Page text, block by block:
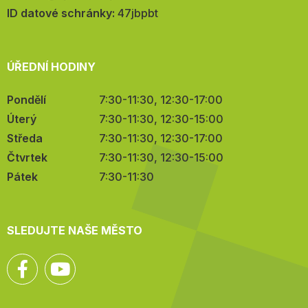
mail:
ID datové schránky: 47jbpbt
ÚŘEDNÍ HODINY
Pondělí
7:30-11:30, 12:30-17:00
Úterý
7:30-11:30, 12:30-15:00
Středa
7:30-11:30, 12:30-17:00
Čtvrtek
7:30-11:30, 12:30-15:00
Pátek
7:30-11:30
SLEDUJTE NAŠE MĚSTO
Facebook